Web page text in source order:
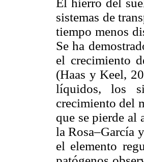
sistemas de
tiempo menos
Se ha
el crecimiento
(Haas y Keel,
líquidos, los
crecimiento del
que se pierde
la Rosa–García
el elemento